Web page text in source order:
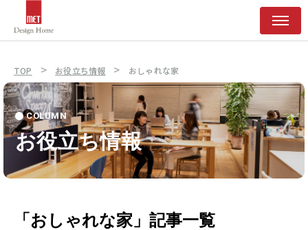
TOP > お役立ち情報 > おしゃれな家
COLUMN
お役立ち情報
「おしゃれな家」記事一覧